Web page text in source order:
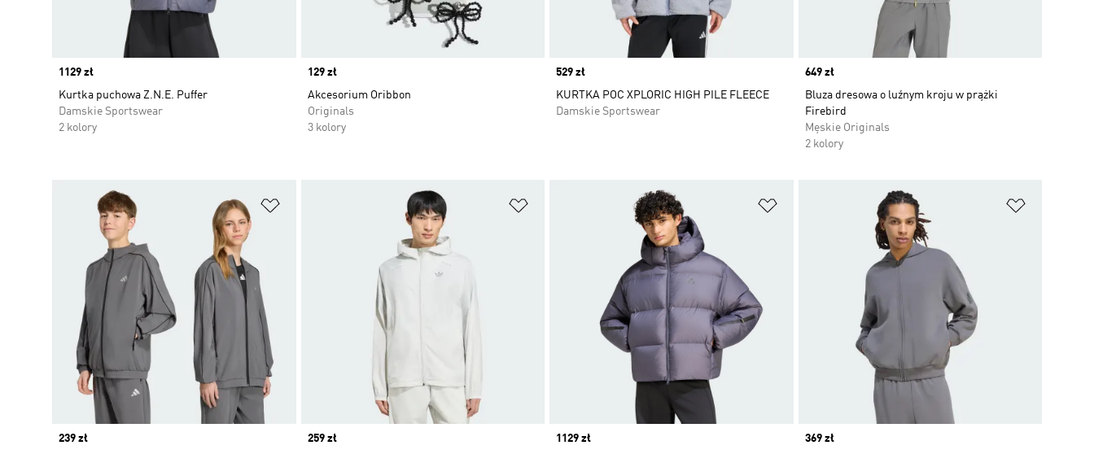
Price
1129 zł
Kurtka puchowa Z.N.E. Puffer
Damskie Sportswear
2 kolory
Price
129 zł
Akcesorium Oribbon
Originals
3 kolory
Price
529 zł
KURTKA POC XPLORIC HIGH PILE FLEECE
Damskie Sportswear
Price
649 zł
Bluza dresowa o luźnym kroju w prążki
Firebird
Męskie Originals
2 kolory
Price
239 zł
Dodaj do listy życzeń
Price
259 zł
Dodaj do listy życzeń
Price
1129 zł
Price
369 zł